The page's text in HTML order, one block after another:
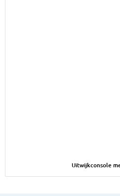
Uitwijkconsole